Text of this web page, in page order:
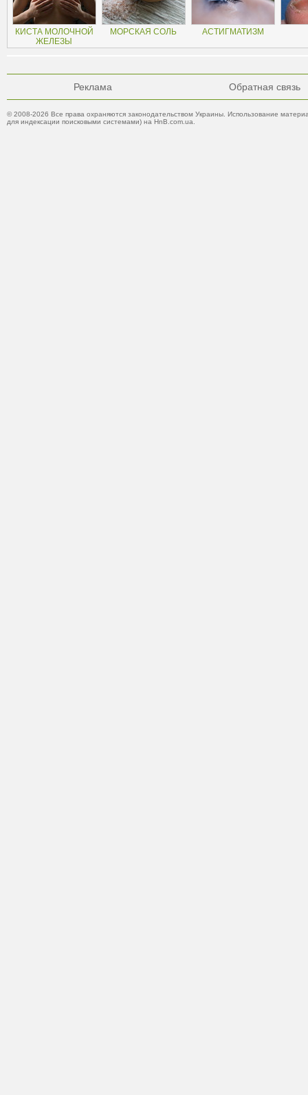
КИСТА МОЛОЧНОЙ
ЖЕЛЕЗЫ
МОРСКАЯ СОЛЬ АСТИГМАТИЗМ
Реклама Обратная связь
© 2008-2026 Все права охраняются законодательством Украины. Использование
для индексации поисковыми системами) на HnB.com.ua.